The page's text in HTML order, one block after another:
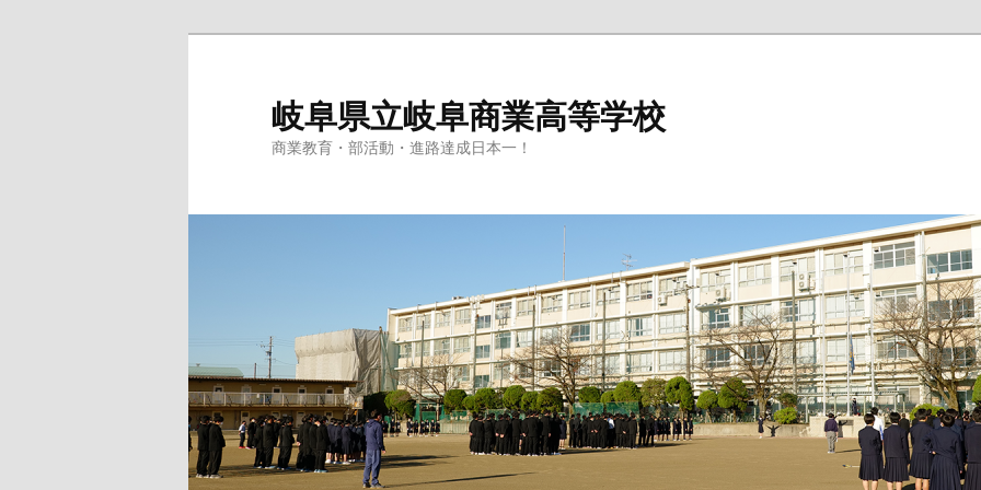
岐阜県立岐阜商業高等学校
商業教育・部活動・進路達成日本一！